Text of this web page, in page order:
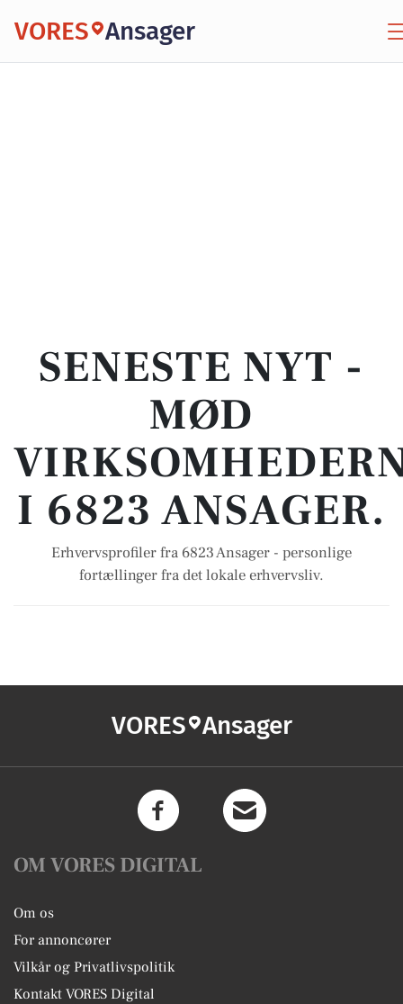
VORES Ansager
SENESTE NYT -
MØD
I 6823 ANSAGER.
Erhvervsprofiler fra 6823 Ansager - personlige
fortællinger fra det lokale erhvervsliv.
VORES Ansager
OM VORES DIGITAL
Om os
For annoncører
Vilkår og Privatlivspolitik
Kontakt VORES Digital